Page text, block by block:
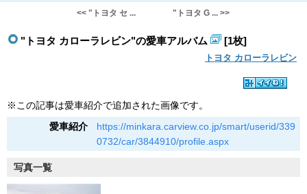
<< "トヨタ セ ... "トヨタ G ... >>
"トヨタ カローラレビン"の愛車アルバム [1枚]
トヨタ カローラレビン
※この記事は愛車紹介で追加された画像です。
愛車紹介
https://minkara.carview.co.jp/smart/userid/339
0732/car/3844910/profile.aspx
写真一覧